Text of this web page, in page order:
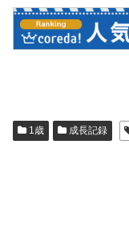
1歳 成長記録